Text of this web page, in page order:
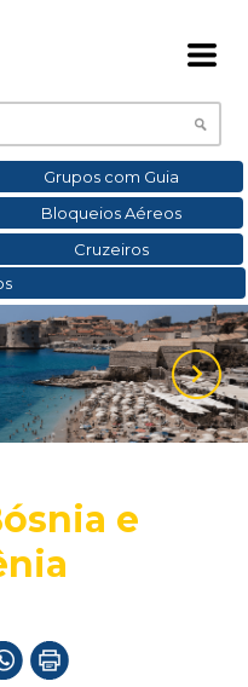
Grupos com Guia
Bloqueios Aéreos
Cruzeiros
e